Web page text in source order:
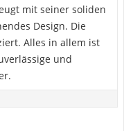
mit seiner soliden
Design. Die
Alles in allem ist
und